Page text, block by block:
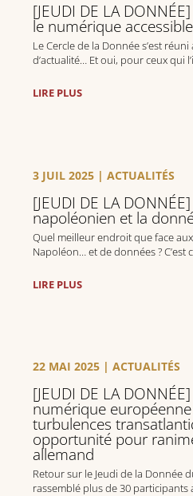
[JEUDI DE LA
le numérique
Le Cercle de la Donnée s’est
d’actualité… Et oui, pour ceux qui
« Directive accessibilité » est entrée
LIRE PLUS
[JEUDI DE LA
napoléonien et la
3 JUIL 2025 |ACTUALITÉS
Quel meilleur endroit que face
Napoléon… et de données ?
LIRE PLUS
[JEUDI DE LA
numérique européenne
turbulences
opportunité pour
allemand
22 MAI 2025 |ACTUALITÉS
Retour sur le Jeudi de la Donnée
rassemblé plus de 30